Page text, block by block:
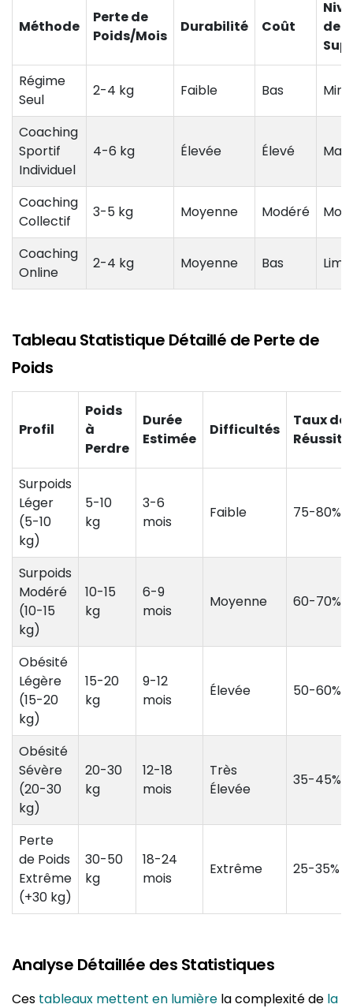
Méthode
Perte de
Poids/Mois
Durabilité Coût
de
Régime
Seul
2-4 kg Faible Bas
Coaching
Sportif
Individuel
4-6 kg Élevée Élevé
Coaching
Collectif
3-5 kg Moyenne Modéré
Coaching
Online
2-4 kg Moyenne Bas
Tableau Statistique Détaillé de Perte de
Poids
Profil
Poids
à
Perdre
Durée
Estimée
Difficultés
Taux de
Réussite
Surpoids
Léger
(5-10
kg)
5-10
kg
3-6
mois
Faible 75-80%
Surpoids
Modéré
(10-15
kg)
10-15
kg
6-9
mois
Moyenne 60-70%
Obésité
Légère
(15-20
kg)
15-20
kg
9-12
mois
Élevée 50-60%
Obésité
Sévère
(20-30
kg)
20-30
kg
12-18
mois
Très
Élevée
35-45%
Perte
de Poids
Extrême
(+30 kg)
30-50
kg
18-24
mois
Extrême 25-35%
Analyse Détaillée des Statistiques
Ces tableaux mettent en lumière la complexité de la